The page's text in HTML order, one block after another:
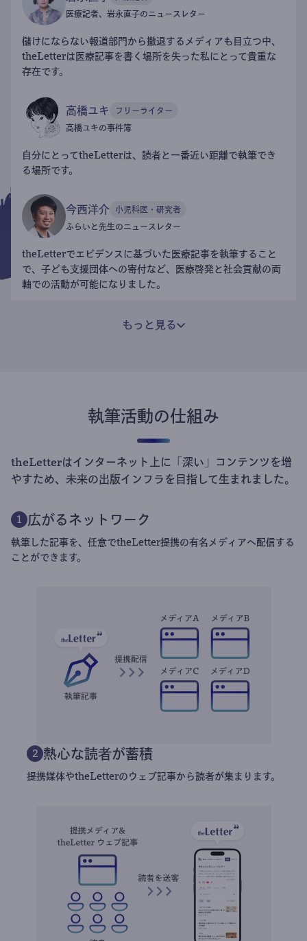
医療記者、岩永直子のニュースレター
儲けにならない報道部門から撤退するメディアも目立つ中、
theLetterは医療記事を書く場所を失った私にとって貴重な
存在です。
高橋ユキ フリーライター
高橋ユキの事件簿
自分にとってtheLetterは、読者と一番近い距離で執筆でき
る場所です。
今西洋介 小児科医・研究者
ふらいと先生のニュースレター
theLetterでエビデンスに基づいた医療記事を執筆すること
で、子ども支援団体への寄付など、医療啓発と社会貢献の両
軸での活動が可能になりました。
もっと見る
執筆活動の仕組み
theLetterはインターネット上に「深い」コンテンツを増
やすため、未来の出版インフラを目指して生まれました。
1 広がるネットワーク
執筆した記事を、任意でtheLetter提携の有名メディアへ配信する
ことができます。
2 熱心な読者が蓄積
提携媒体やtheLetterのウェブ記事から読者が集まります。